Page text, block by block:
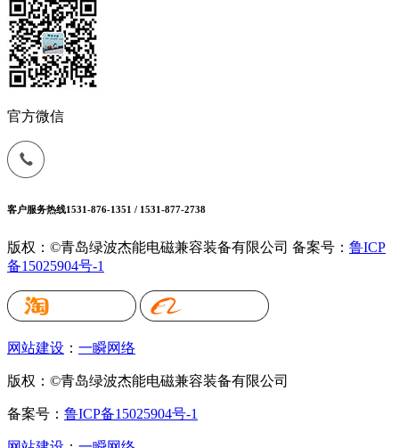
官方微信
客户服务热线1531-876-1351 / 1531-877-2738
版权：©青岛绿波杰能电磁兼容装备有限公司 备案号： 鲁ICP
备15025904号-1
网站建设 ： 一瞬网络
版权：©青岛绿波杰能电磁兼容装备有限公司
备案号： 鲁ICP备15025904号-1